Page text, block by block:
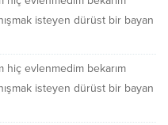
isteyen dürüst bir bayan
hiç evlenmedim bekarım
isteyen dürüst bir bayan